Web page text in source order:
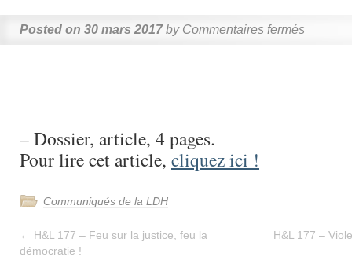
Posted on 30 mars 2017 by Commentaires fermés
– Dossier, article, 4 pages.
Pour lire cet article, cliquez ici !
Communiqués de la LDH
← H&L 177 – Feu sur la justice, feu la
démocratie !
H&L 177 –